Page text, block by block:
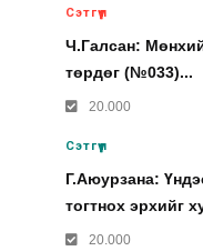
Сэтгүүл
Ч.Галсан:
төрдөг (№033)...
20.000
Сэтгүүл
Г.Аюурзана:
тогтнох эрхийг
20.000